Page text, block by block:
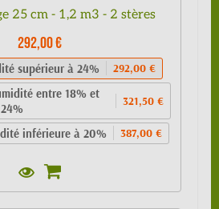
25 cm - 1,2 m3 - 2 stères
292,00 €
supérieur à 24% 292,00 €
entre 18% et
24%
321,50 €
inférieure à 20% 387,00 €